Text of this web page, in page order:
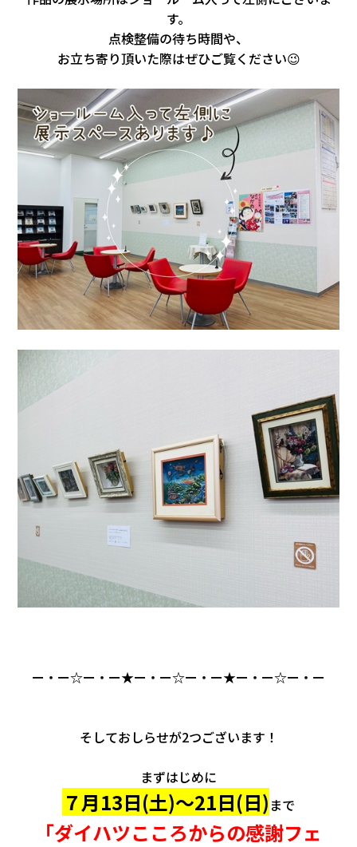
す。
点検整備の待ち時間や、
お立ち寄り頂いた際はぜひご覧ください😉
ー・ー☆ー・ー★ー・ー☆ー・ー★ー・ー☆ー・ー
そしておしらせが2つございます！
まずはじめに
７月13日(土)～21日(日) まで
「ダイハツこころからの感謝フェ